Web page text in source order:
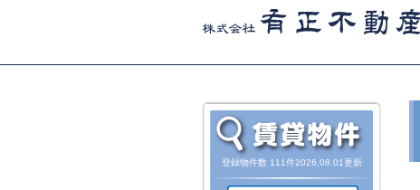
登録物件数 111件2026.08.01更新